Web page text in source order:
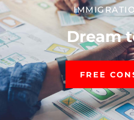
Dream
FREE